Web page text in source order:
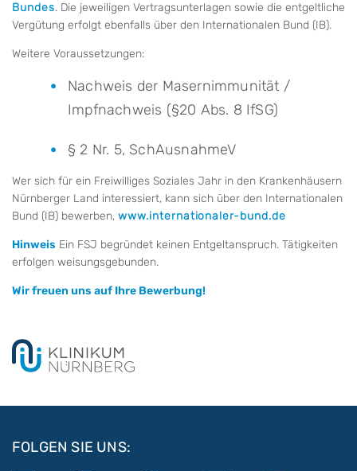
Bundes. Die jeweiligen Vertragsunterlagen sowie die entgeltliche
Vergütung erfolgt ebenfalls über den Internationalen Bund (IB).
Weitere Voraussetzungen:
Nachweis der Masernimmunität /
Impfnachweis (§20 Abs. 8 IfSG)
§ 2 Nr. 5, SchAusnahmeV
Wer sich für ein Freiwilliges Soziales Jahr in den Krankenhäusern
Nürnberger Land interessiert, kann sich über den Internationalen
Bund (IB) bewerben, www.internationaler-bund.de
Hinweis Ein FSJ begründet keinen Entgeltanspruch. Tätigkeiten
erfolgen weisungsgebunden.
Wir freuen uns auf Ihre Bewerbung!
FOLGEN SIE UNS: